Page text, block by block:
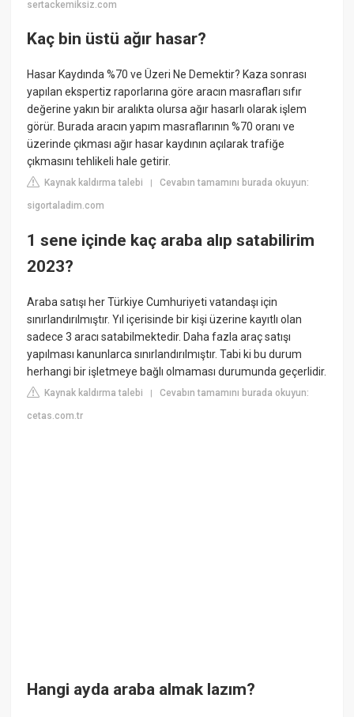
sertackemiksiz.com
Kaç bin üstü ağır hasar?
Hasar Kaydında %70 ve Üzeri Ne Demektir? Kaza sonrası
yapılan ekspertiz raporlarına göre aracın masrafları sıfır
değerine yakın bir aralıkta olursa ağır hasarlı olarak işlem
görür. Burada aracın yapım masraflarının %70 oranı ve
üzerinde çıkması ağır hasar kaydının açılarak trafiğe
çıkmasını tehlikeli hale getirir.
Kaynak kaldırma talebi |Cevabın tamamını burada okuyun:
sigortaladim.com
1 sene içinde kaç araba alıp satabilirim
2023?
Araba satışı her Türkiye Cumhuriyeti vatandaşı için
sınırlandırılmıştır. Yıl içerisinde bir kişi üzerine kayıtlı olan
sadece 3 aracı satabilmektedir. Daha fazla araç satışı
yapılması kanunlarca sınırlandırılmıştır. Tabi ki bu durum
herhangi bir işletmeye bağlı olmaması durumunda geçerlidir.
Kaynak kaldırma talebi |Cevabın tamamını burada okuyun:
cetas.com.tr
Hangi ayda araba almak lazım?